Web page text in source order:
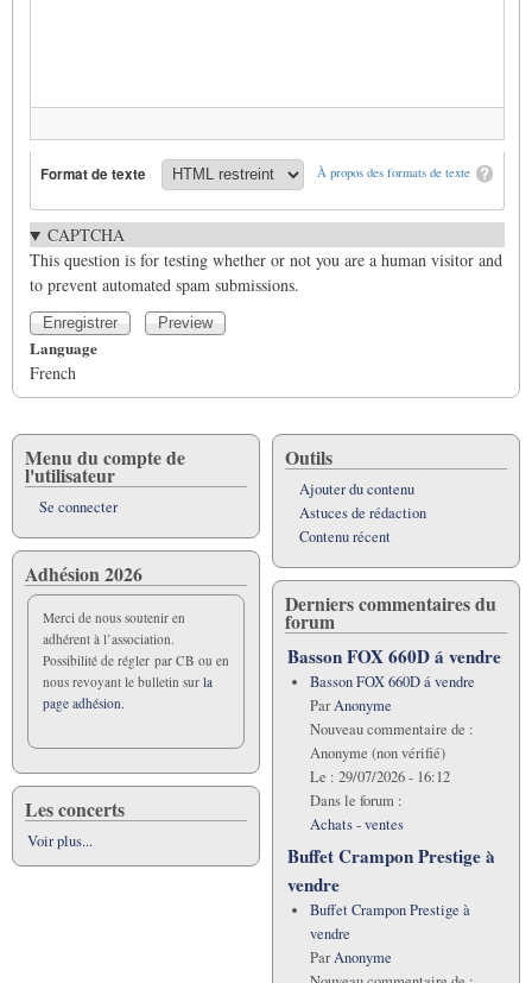
À propos des formats de texte
Format de texte
CAPTCHA
This question is for testing whether or not you are a human visitor and
to prevent automated spam submissions.
Language
French
Menu du compte de
l'utilisateur
Se connecter
Adhésion 2026
Merci de nous soutenir en
adhérent à l’association.
Possibilité de régler par CB ou en
nous revoyant le bulletin sur la
page adhésion.
Les concerts
Voir plus...
Outils
Ajouter du contenu
Astuces de rédaction
Contenu récent
Derniers commentaires du
forum
Basson FOX 660D á vendre
Basson FOX 660D á vendre
ParAnonyme
Nouveau commentaire de :
Anonyme (non vérifié)
Le : 29/07/2026 - 16:12
Dans le forum :
Achats - ventes
Buffet Crampon Prestige à
vendre
Buffet Crampon Prestige à
vendre
ParAnonyme